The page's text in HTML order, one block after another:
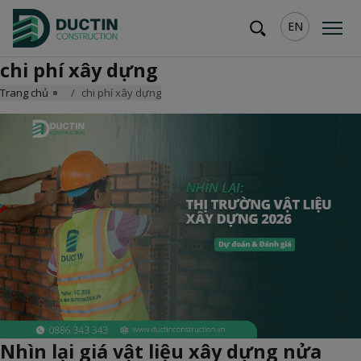
EN
chi phí xây dựng
Trang chủ chi phí xây dựng
Nhìn lại giá vật liệu xây dựng nửa